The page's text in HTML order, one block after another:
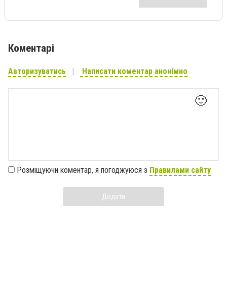
Коментарі
Авторизуватись Написати коментар анонімно
🙂
Розміщуючи коментар, я погоджуюся з Правилами сайту
Додати